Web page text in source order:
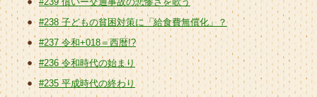
#238 子どもの貧困対策に「給食費無償化」？
#237 令和+018＝西暦!?
#236 令和時代の始まり
#235 平成時代の終わり